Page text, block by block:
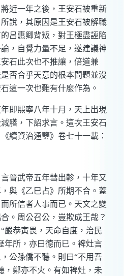
近一年之後，王安石被重新
說，其原因是王安石被解職
呂惠卿背叛，對王極盡誣陷
，自覺力量不足，遂建議神
石此次也不推讓，倍道兼
否合乎天意的根本問題並沒
這一次也難有什麼作為。
熙寧八年十月，天上出現
膳，下詔求言。這次王安石
續資治通鑒》卷七十一載：
武帝五年彗出軫，十年又
與《乙巳占》所期不合。蓋
所信者人事而已。天文之變
。周公召公，豈欺成王哉？
嚴恭寅畏，天命自度，治民
年所，亦曰德而已。裨灶言
公孫僑不聽。則曰“不用吾
，鄭亦不火。有如裨灶，未